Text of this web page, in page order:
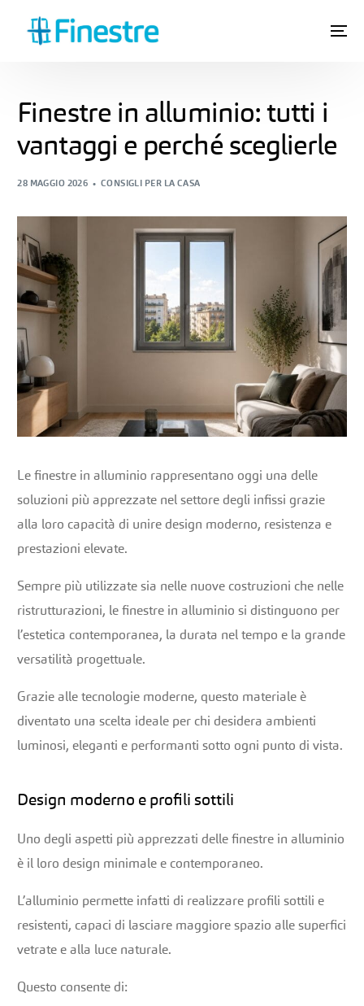
Finestre in alluminio: tutti i
vantaggi e perché sceglierle
28 MAGGIO 2026 CONSIGLI PER LA CASA
Le finestre in alluminio rappresentano oggi una delle
soluzioni più apprezzate nel settore degli infissi grazie
alla loro capacità di unire design moderno, resistenza e
prestazioni elevate.
Sempre più utilizzate sia nelle nuove costruzioni che nelle
ristrutturazioni, le finestre in alluminio si distinguono per
l’estetica contemporanea, la durata nel tempo e la grande
versatilità progettuale.
Grazie alle tecnologie moderne, questo materiale è
diventato una scelta ideale per chi desidera ambienti
luminosi, eleganti e performanti sotto ogni punto di vista.
Design moderno e profili sottili
Uno degli aspetti più apprezzati delle finestre in alluminio
è il loro design minimale e contemporaneo.
L’alluminio permette infatti di realizzare profili sottili e
resistenti, capaci di lasciare maggiore spazio alle superfici
vetrate e alla luce naturale.
Questo consente di: